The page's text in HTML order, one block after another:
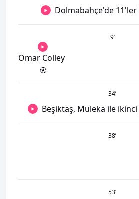
Dolmabahçe'de
9’
Omar Colley
34’
Beşiktaş, Muleka ile ikinci
38’
53’